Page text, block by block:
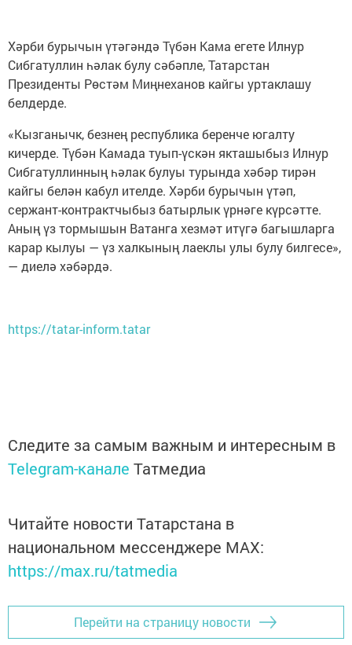
Хәрби бурычын үтәгәндә Түбән Кама егете Илнур
Сибгатуллин һәлак булу сәбәпле, Татарстан
Президенты Рөстәм Миңнеханов кайгы уртаклашу
белдерде.
«Кызганычк, безнең республика беренче югалту
кичерде. Түбән Камада туып-үскән якташыбыз Илнур
Сибгатуллинның һәлак булуы турында хәбәр тирән
кайгы белән кабул ителде. Хәрби бурычын үтәп,
сержант-контрактчыбыз батырлык үрнәге күрсәтте.
Аның үз тормышын Ватанга хезмәт итүгә багышларга
карар кылуы — үз халкының лаеклы улы булу билгесе»,
— диелә хәбәрдә.
https://tatar-inform.tatar
Следите за самым важным и интересным в
Telegram-канале Татмедиа
Читайте новости Татарстана в
национальном мессенджере MАХ:
https://max.ru/tatmedia
Перейти на страницу новости